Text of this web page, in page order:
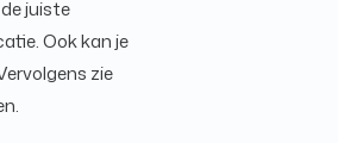
juiste
Ook kan je
zie